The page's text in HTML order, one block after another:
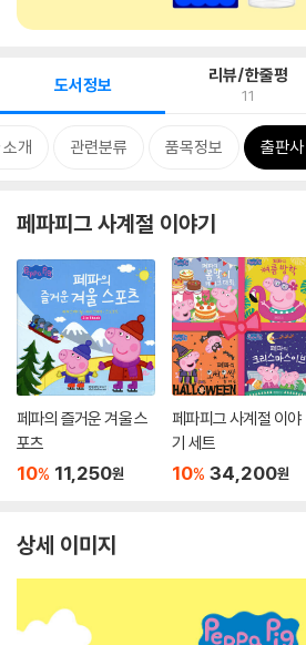
도서정보 리뷰/한줄평
11
개 관련분류 품목정보 출판
페파피그 사계절 이야기
페파의 즐거운 겨울 스
포츠
10% 11,250원
페파피그 사계절 이야
기 세트
10% 34,200원
상세 이미지